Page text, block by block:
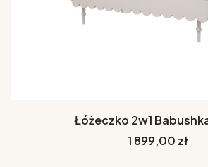
Łóżeczko 2w1
Cena
1 899,00 zł